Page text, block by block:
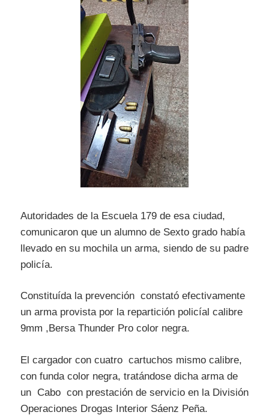
Autoridades de la Escuela 179 de esa ciudad,
comunicaron que un alumno de Sexto grado había
llevado en su mochila un arma, siendo de su padre
policía.
Constituída la prevención constató efectivamente
un arma provista por la repartición policíal calibre
9mm ,Bersa Thunder Pro color negra.
El cargador con cuatro cartuchos mismo calibre,
con funda color negra, tratándose dicha arma de
un Cabo con prestación de servicio en la División
Operaciones Drogas Interior Sáenz Peña.